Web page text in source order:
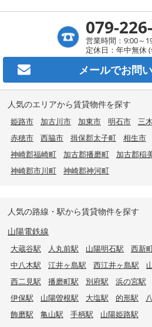
079-
営業時間：9:00～
定休日：年中無休
メールでお問
人気のエリアから賃貸物件を探す
姫路市 加古川市 加東市 明石市 三
赤穂市
西脇市 揖保郡太子町 相生市
神崎郡福崎町
加古郡播磨町 加古郡稲
神崎郡市川町
神崎郡神河町
人気の路線・駅から賃貸物件を探す
山陽電鉄線
大蔵谷駅 人丸前駅 山陽明石駅 西新
中八木駅
江井ヶ島駅 西江井ヶ島駅
西二見駅
播磨町駅 別府駅 浜の宮駅
伊保駅
山陽曽根駅 大塩駅 的形駅
飾磨駅
亀山駅 手柄駅 山陽姫路駅